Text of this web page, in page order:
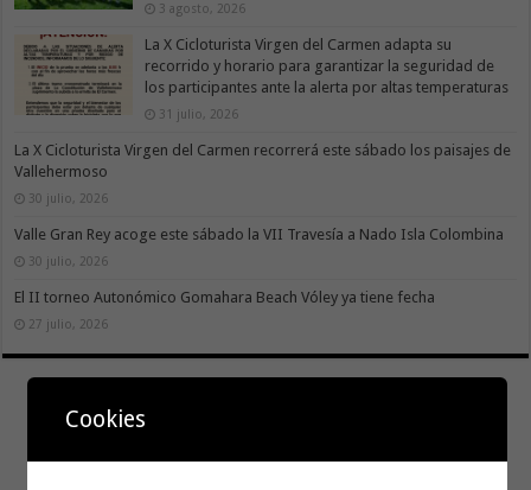
3 agosto, 2026
La X Cicloturista Virgen del Carmen adapta su
recorrido y horario para garantizar la seguridad de
los participantes ante la alerta por altas temperaturas
31 julio, 2026
La X Cicloturista Virgen del Carmen recorrerá este sábado los paisajes de
Vallehermoso
30 julio, 2026
Valle Gran Rey acoge este sábado la VII Travesía a Nado Isla Colombina
30 julio, 2026
El II torneo Autonómico Gomahara Beach Vóley ya tiene fecha
27 julio, 2026
Cookies